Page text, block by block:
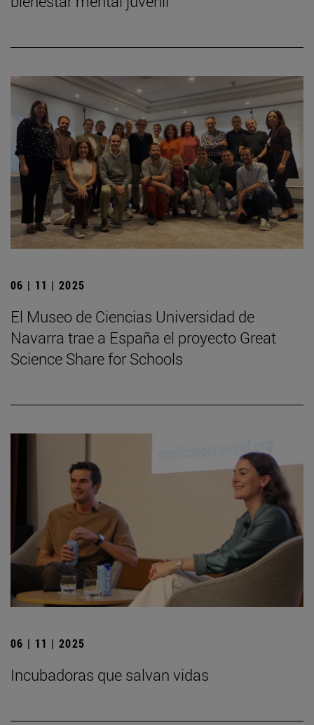
06 | 11 | 2025
El Museo de Ciencias Universidad de
Navarra trae a España el proyecto Great
Science Share for Schools
06 | 11 | 2025
Incubadoras que salvan vidas